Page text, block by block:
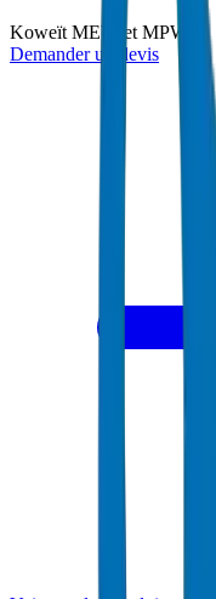
Koweït MEW et MPW
Demander un devis